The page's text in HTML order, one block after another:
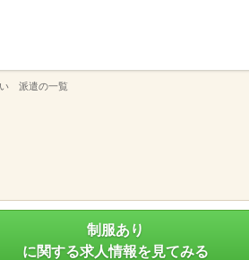
派遣の一覧
制服あり
に関する求人情報を見てみる